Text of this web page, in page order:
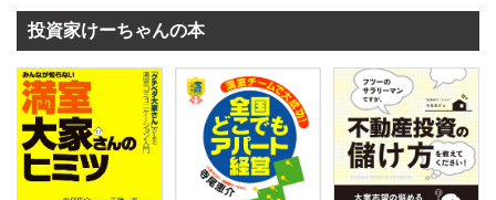
投資家けーちゃんの本